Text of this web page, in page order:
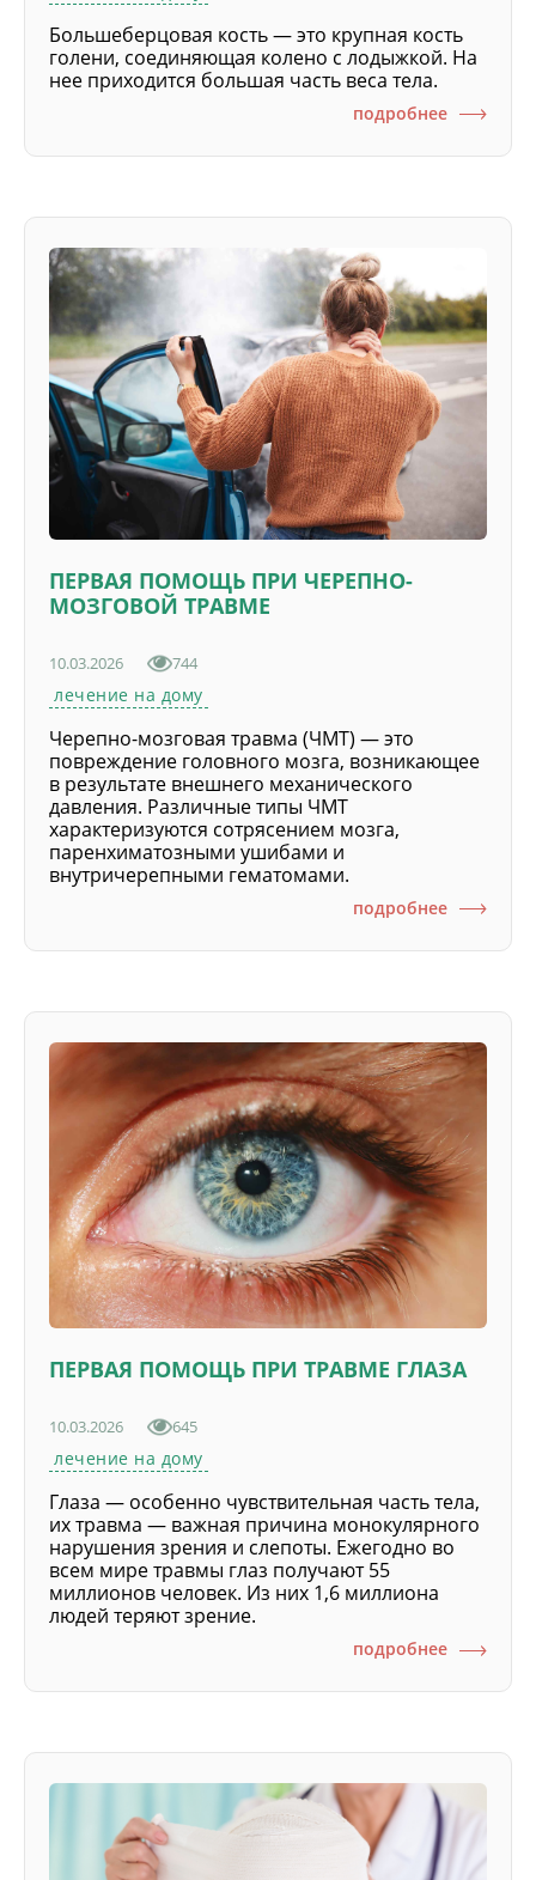
Большеберцовая кость — это крупная кость
голени, соединяющая колено с лодыжкой. На
нее приходится большая часть веса тела.
подробнее
ПЕРВАЯ ПОМОЩЬ ПРИ ЧЕРЕПНО-
МОЗГОВОЙ ТРАВМЕ
10.03.2026 744
лечение на дому
Черепно-мозговая травма (ЧМТ) — это
повреждение головного мозга, возникающее
в результате внешнего механического
давления. Различные типы ЧМТ
характеризуются сотрясением мозга,
паренхиматозными ушибами и
внутричерепными гематомами.
подробнее
ПЕРВАЯ ПОМОЩЬ ПРИ ТРАВМЕ ГЛАЗА
10.03.2026 645
лечение на дому
Глаза — особенно чувствительная часть тела,
их травма — важная причина монокулярного
нарушения зрения и слепоты. Ежегодно во
всем мире травмы глаз получают 55
миллионов человек. Из них 1,6 миллиона
людей теряют зрение.
подробнее